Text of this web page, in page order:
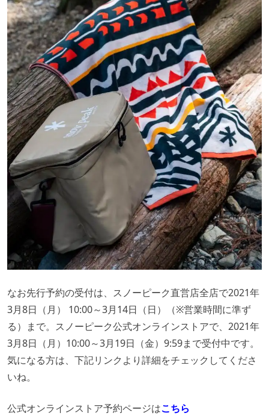
なお先行予約の受付は、スノーピーク直営店全店で2021年
3月8日（月） 10:00～3月14日（日）（※営業時間に準ず
る）まで。スノーピーク公式オンラインストアで、2021年
3月8日（月）10:00～3月19日（金）9:59まで受付中です。
気になる方は、下記リンクより詳細をチェックしてくださ
いね。
公式オンラインストア予約ページはこちら